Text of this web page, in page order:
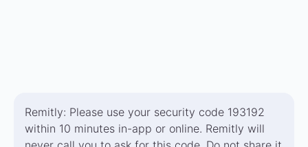
Remitly: Please use your security code 193192
within 10 minutes in-app or online. Remitly will